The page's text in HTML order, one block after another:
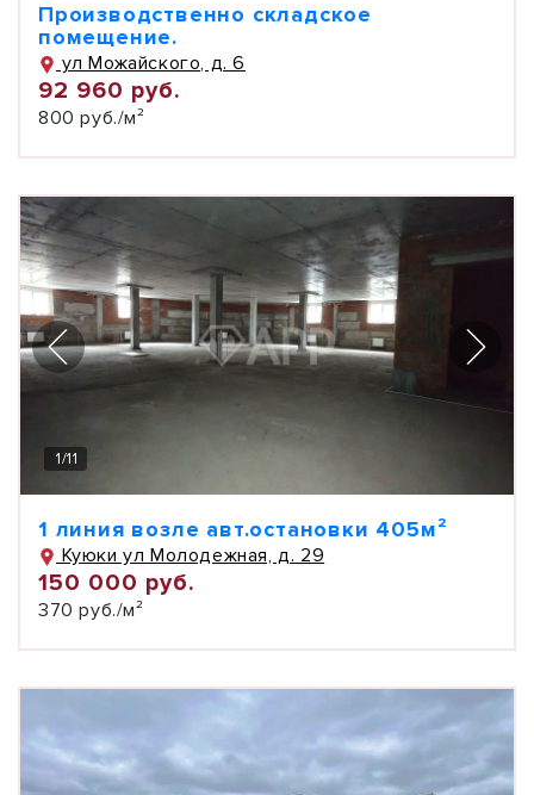
Производственно складское
помещение.
ул Можайского, д. 6
92 960 руб.
800 руб./м²
1/11
1 линия возле авт.остановки 405м²
Куюки ул Молодежная, д. 29
150 000 руб.
370 руб./м²